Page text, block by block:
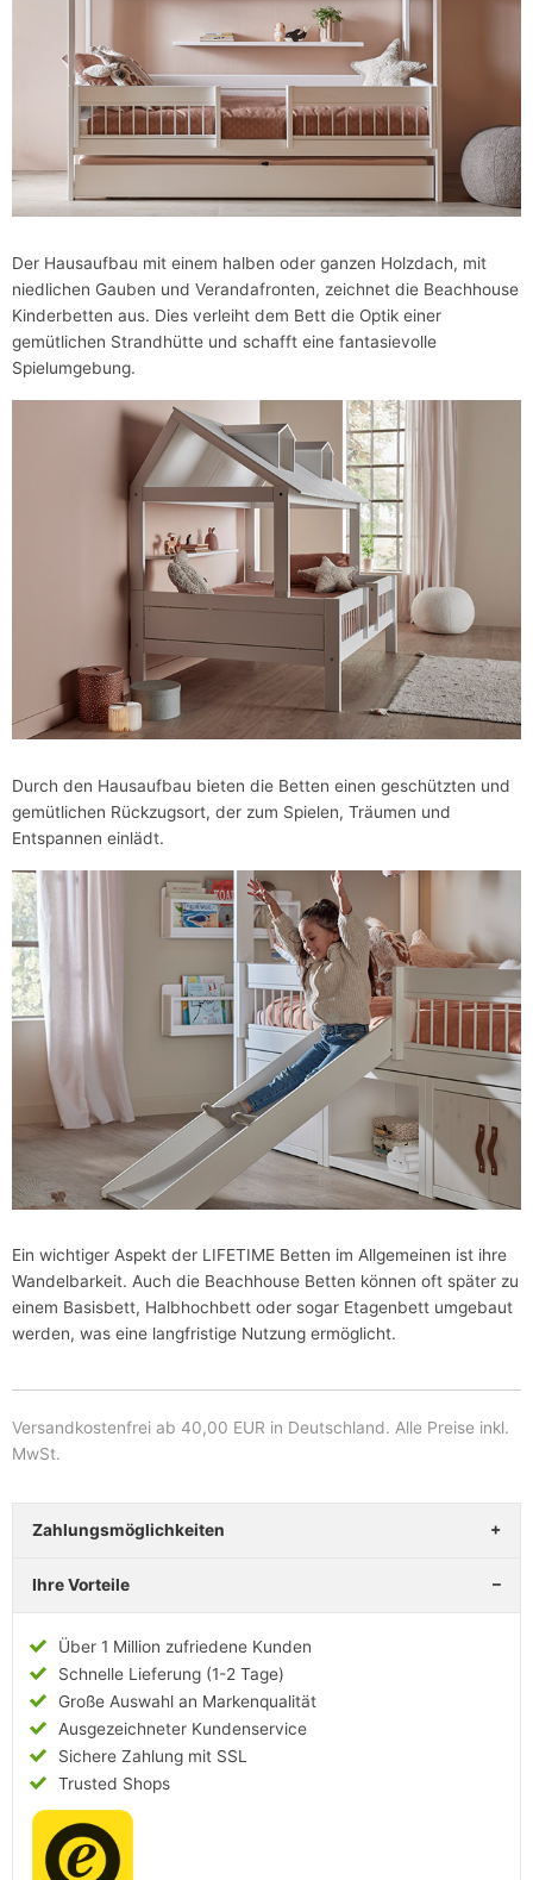
Der Hausaufbau mit einem halben oder ganzen Holzdach, mit
niedlichen Gauben und Verandafronten, zeichnet die Beachhouse
Kinderbetten aus. Dies verleiht dem Bett die Optik einer
gemütlichen Strandhütte und schafft eine fantasievolle
Spielumgebung.
Durch den Hausaufbau bieten die Betten einen geschützten und
gemütlichen Rückzugsort, der zum Spielen, Träumen und
Entspannen einlädt.
Ein wichtiger Aspekt der LIFETIME Betten im Allgemeinen ist ihre
Wandelbarkeit. Auch die Beachhouse Betten können oft später zu
einem Basisbett, Halbhochbett oder sogar Etagenbett umgebaut
werden, was eine langfristige Nutzung ermöglicht.
Versandkostenfrei ab 40,00 EUR in Deutschland. Alle Preise inkl.
MwSt.
Zahlungsmöglichkeiten
Ihre Vorteile
Über 1 Million zufriedene Kunden
Schnelle Lieferung (1-2 Tage)
Große Auswahl an Markenqualität
Ausgezeichneter Kundenservice
Sichere Zahlung mit SSL
Trusted Shops